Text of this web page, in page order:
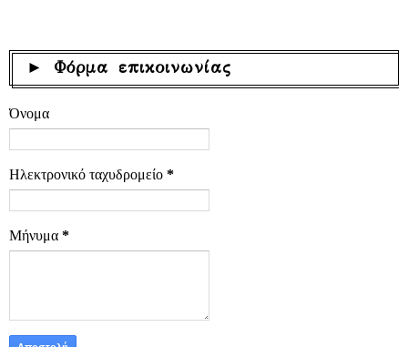
► Φόρμα επικοινωνίας
Όνομα
Ηλεκτρονικό ταχυδρομείο *
Μήνυμα *